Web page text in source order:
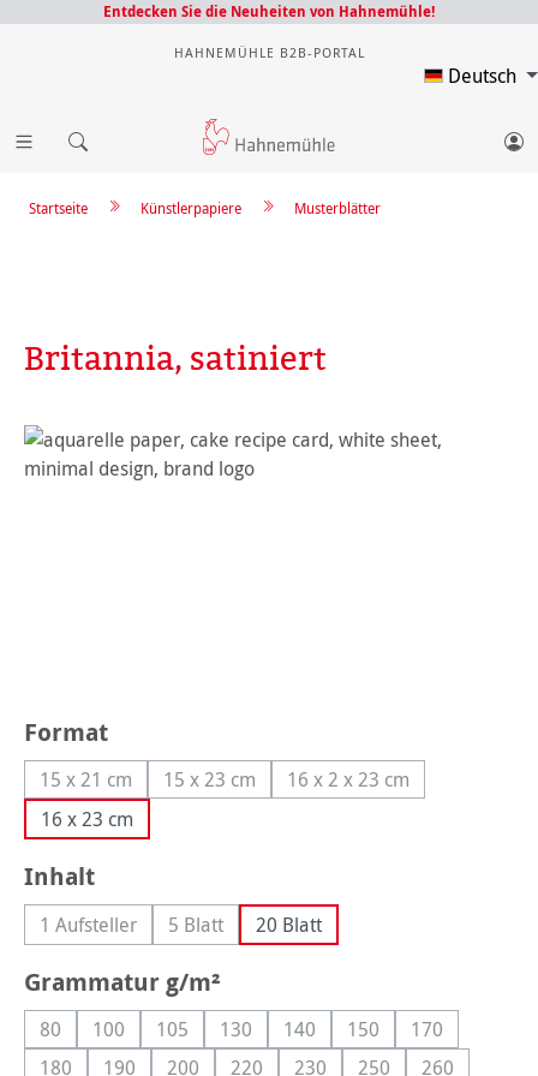
Entdecken Sie die Neuheiten von Hahnemühle!
HAHNEMÜHLE B2B-PORTAL
Deutsch
Musterblätter
Künstlerpapiere
Startseite
Britannia, satiniert
Bildergalerie überspringen
Formatauswählen
15 x 21 cm(Diese Option ist zurzeit nicht verfügbar.)
15 x 23 cm(Diese Option ist zurzeit nicht verfügbar.)
16 x 2 x 23 cm(Diese Option ist zurzeit
16 x 23 cm
Inhaltauswählen
1 Aufsteller(Diese Option ist zurzeit nicht verfügbar.)
5 Blatt(Diese Option ist zurzeit nicht verfügbar.)
20 Blatt
Grammatur g/m²
80(Diese Option ist zurzeit nicht verfügbar.)
100(Diese Option ist zurzeit nicht verfügbar.)
105(Diese Option ist zurzeit nicht verfügbar.)
130(Diese Option ist zurzeit nicht
140(Diese Option ist zurzeit nicht
150(Diese Option ist
170(Diese Option
180 190 200 220 230 250 260